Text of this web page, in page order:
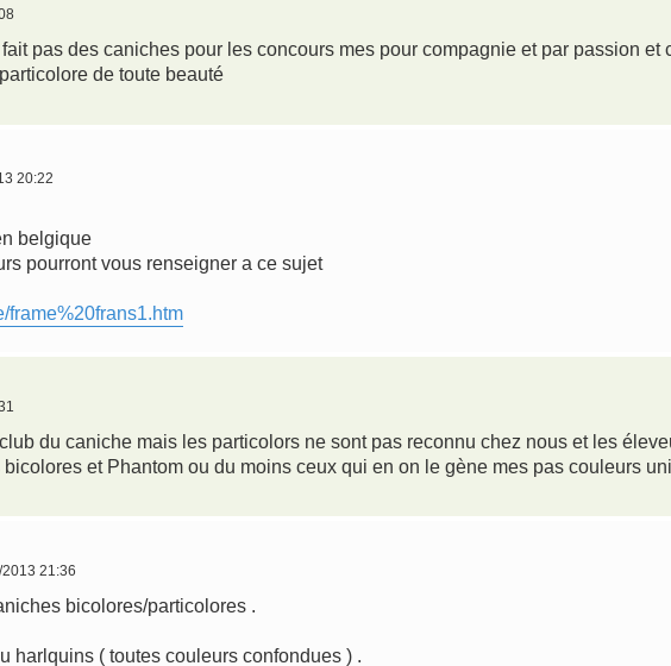
pas des caniches pour les concours mes pour compagnie et par passion et
de toute beauté
20:22
belgique
pourront vous renseigner a ce sujet
frame%20frans1.htm
du caniche mais les particolors ne sont pas reconnu chez nous et les
et Phantom ou du moins ceux qui en on le gène mes pas couleurs
21:36
bicolores/particolores .
harlquins ( toutes couleurs confondues ) .